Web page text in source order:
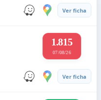
Ver ficha
1.815
07/08/26
Ver ficha